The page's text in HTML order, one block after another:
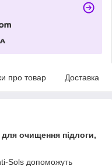
про товар Доставка
очищення підлоги,
Sols допоможуть